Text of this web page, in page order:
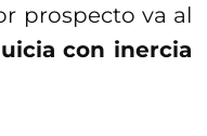
prospecto va al
con inercia